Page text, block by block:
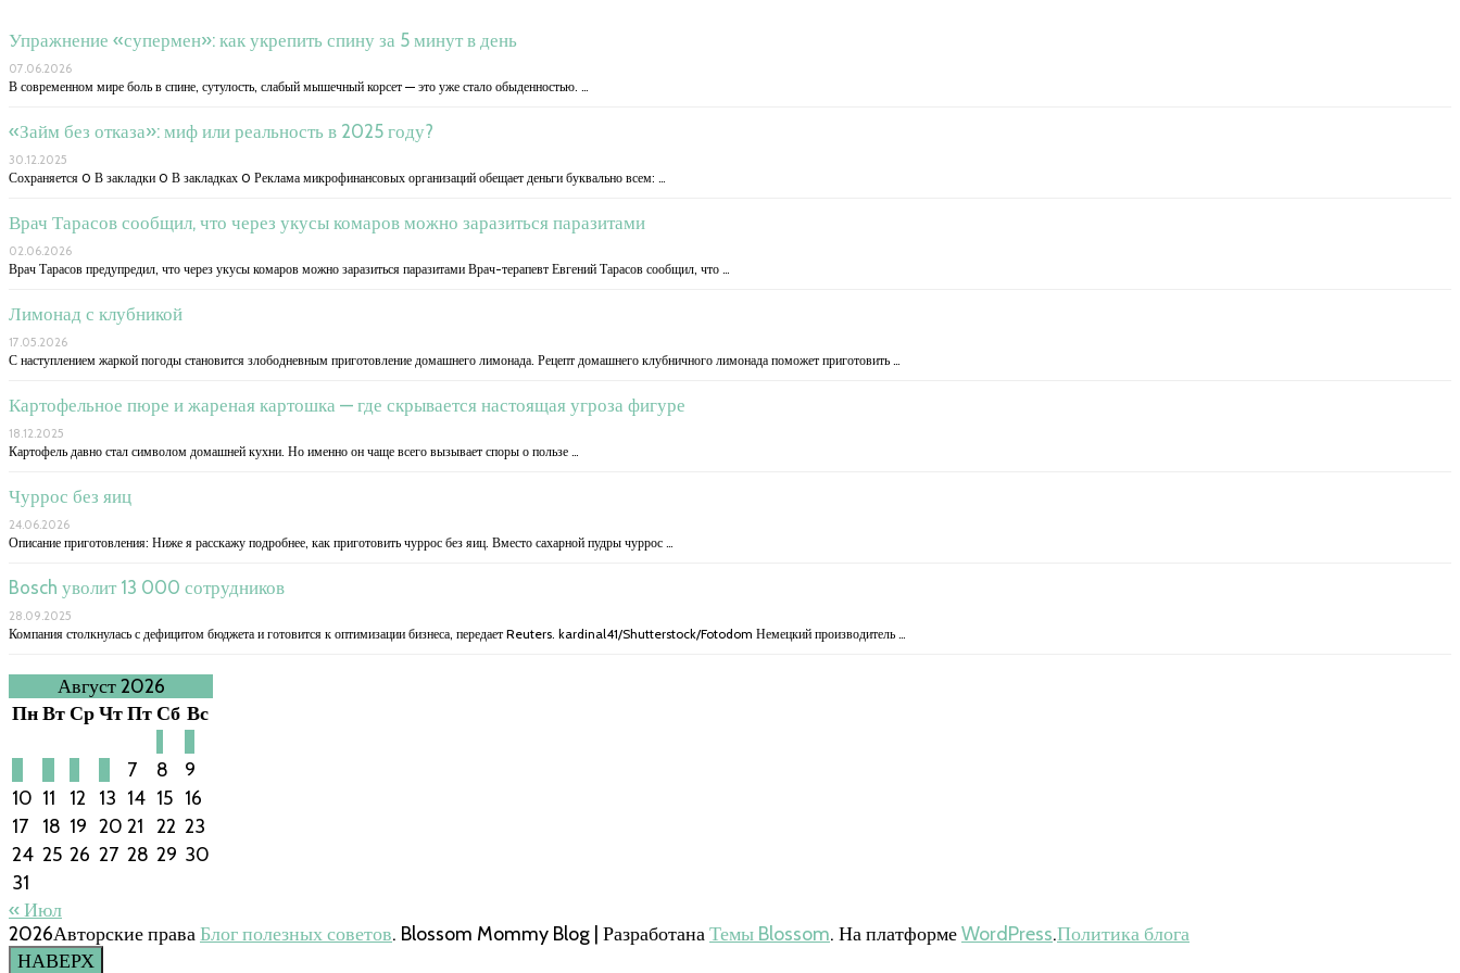
Упражнение «супермен»: как укрепить спину за 5 минут в день
07.06.2026
В современном мире боль в спине, сутулость, слабый мышечный корсет — это уже стало обыденностью. …
«Займ без отказа»: миф или реальность в 2025 году?
30.12.2025
Сохраняется 0 В закладки 0 В закладках 0 Реклама микрофинансовых организаций обещает деньги буквально всем: …
Врач Тарасов сообщил, что через укусы комаров можно заразиться паразитами
02.06.2026
Врач Тарасов предупредил, что через укусы комаров можно заразиться паразитами Врач-терапевт Евгений Тарасов сообщил, что …
Лимонад с клубникой
17.05.2026
С наступлением жаркой погоды становится злободневным приготовление домашнего лимонада. Рецепт домашнего клубничного лимонада поможет приготовить …
Картофельное пюре и жареная картошка — где скрывается настоящая угроза фигуре
18.12.2025
Картофель давно стал символом домашней кухни. Но именно он чаще всего вызывает споры о пользе …
Чуррос без яиц
24.06.2026
Описание приготовления: Ниже я расскажу подробнее, как приготовить чуррос без яиц. Вместо сахарной пудры чуррос …
Bosch уволит 13 000 сотрудников
28.09.2025
Компания столкнулась с дефицитом бюджета и готовится к оптимизации бизнеса, передает Reuters. kardinal41/Shutterstock/Fotodom Немецкий производитель …
Август 2026
ПнВтСрЧтПтСб Вс
7 8
9
10 11 12 13 14 15 16
17
18 19 20 21 22 23
24 25 26 27 28 29 30
31
« Июл
2026Авторские праваБлог полезных советов. Blossom Mommy Blog | РазработанаТемы Blossom. На платформеWordPress.Политика блога
НАВЕРХ